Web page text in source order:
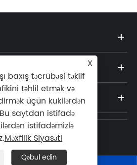
X
baxış təcrübəsi təklif
təhlil etmək və
üçün kukilərdən
saytdan istifadə
istifadəmizlə
Məxfilik Siyasəti
Qəbul edin